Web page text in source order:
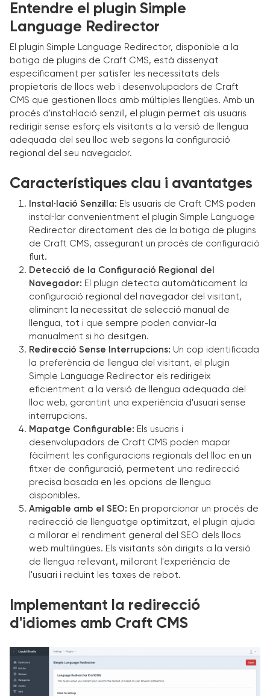
Entendre el plugin Simple
Language Redirector
El plugin Simple Language Redirector, disponible a la
botiga de plugins de Craft CMS, està dissenyat
específicament per satisfer les necessitats dels
propietaris de llocs web i desenvolupadors de Craft
CMS que gestionen llocs amb múltiples llengües. Amb un
procés d'instal·lació senzill, el plugin permet als usuaris
redirigir sense esforç els visitants a la versió de llengua
adequada del seu lloc web segons la configuració
regional del seu navegador.
Característiques clau i avantatges
Instal·lació Senzilla: Els usuaris de Craft CMS poden
instal·lar convenientment el plugin Simple Language
Redirector directament des de la botiga de plugins
de Craft CMS, assegurant un procés de configuració
fluït.
Detecció de la Configuració Regional del
Navegador: El plugin detecta automàticament la
configuració regional del navegador del visitant,
eliminant la necessitat de selecció manual de
llengua, tot i que sempre poden canviar-la
manualment si ho desitgen.
Redirecció Sense Interrupcions: Un cop identificada
la preferència de llengua del visitant, el plugin
Simple Language Redirector els redirigeix
eficientment a la versió de llengua adequada del
lloc web, garantint una experiència d'usuari sense
interrupcions.
Mapatge Configurable: Els usuaris i
desenvolupadors de Craft CMS poden mapar
fàcilment les configuracions regionals del lloc en un
fitxer de configuració, permetent una redirecció
precisa basada en les opcions de llengua
disponibles.
Amigable amb el SEO: En proporcionar un procés de
redirecció de llenguatge optimitzat, el plugin ajuda
a millorar el rendiment general del SEO dels llocs
web multilingües. Els visitants són dirigits a la versió
de llengua rellevant, millorant l'experiència de
l'usuari i reduint les taxes de rebot.
Implementant la redirecció
d'idiomes amb Craft CMS